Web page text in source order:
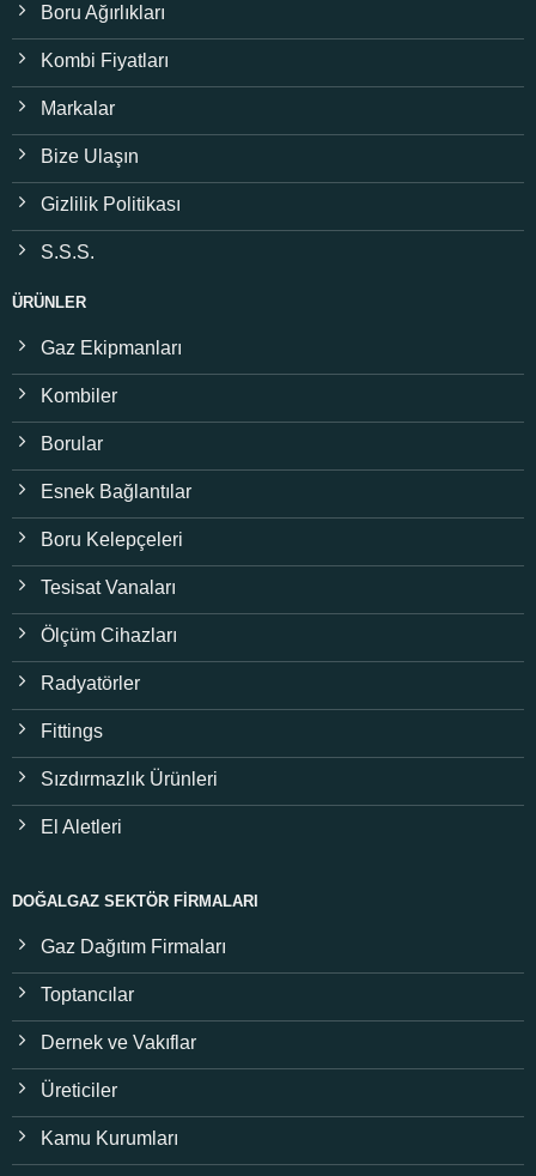
Boru Ağırlıkları
Kombi Fiyatları
Markalar
Bize Ulaşın
Gizlilik Politikası
S.S.S.
ÜRÜNLER
Gaz Ekipmanları
Kombiler
Borular
Esnek Bağlantılar
Boru Kelepçeleri
Tesisat Vanaları
Ölçüm Cihazları
Radyatörler
Fittings
Sızdırmazlık Ürünleri
El Aletleri
DOĞALGAZ SEKTÖR FIRMALARI
Gaz Dağıtım Firmaları
Toptancılar
Dernek ve Vakıflar
Üreticiler
Kamu Kurumları